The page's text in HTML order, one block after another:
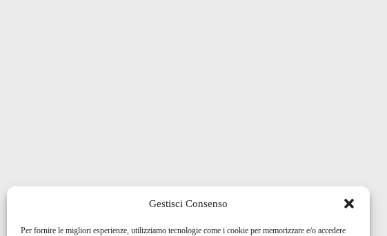
Gestisci Consenso
Per fornire le migliori esperienze, utilizziamo tecnologie come i cookie per memorizzare e/o accedere